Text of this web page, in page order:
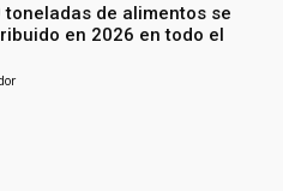
toneladas de alimentos se
en 2026 en todo el